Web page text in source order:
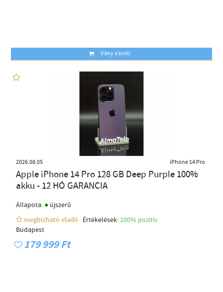
Irány a bolt!
2026.08.05 iPhone 14 Pro
Apple iPhone 14 Pro 128 GB Deep Purple 100%
akku - 12 HÓ GARANCIA
Állapota: ● újszerű
megbízható eladó
Értékelések: 100% pozítiv
Budapest
179 999 Ft